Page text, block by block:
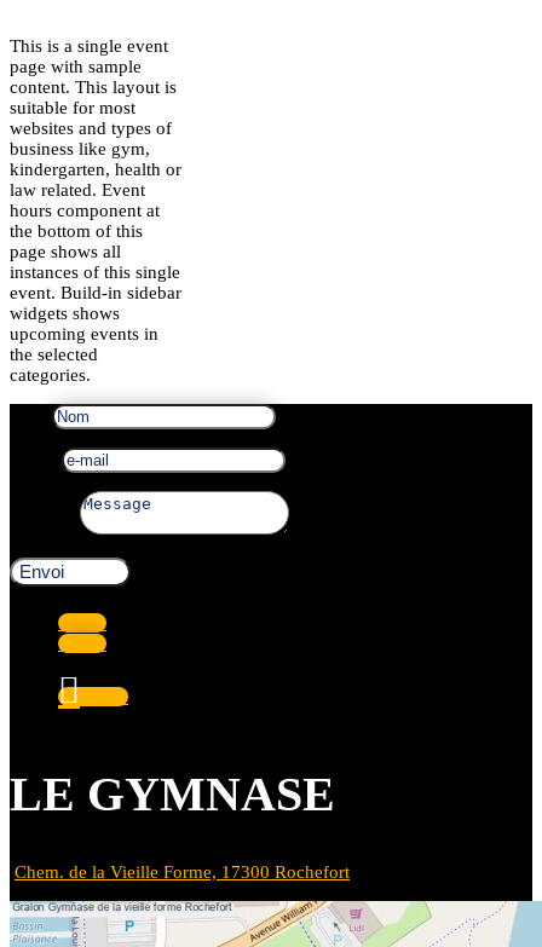
This is a single event
page with sample
content. This layout is
suitable for most
websites and types of
business like gym,
kindergarten, health or
law related. Event
hours component at
the bottom of this
page shows all
instances of this single
event. Build-in sidebar
widgets shows
upcoming events in
the selected
categories.
Envoi
Suivre
Suivre
Suivre
LE GYMNASE
Chem. de la Vieille Forme, 17300 Rochefort